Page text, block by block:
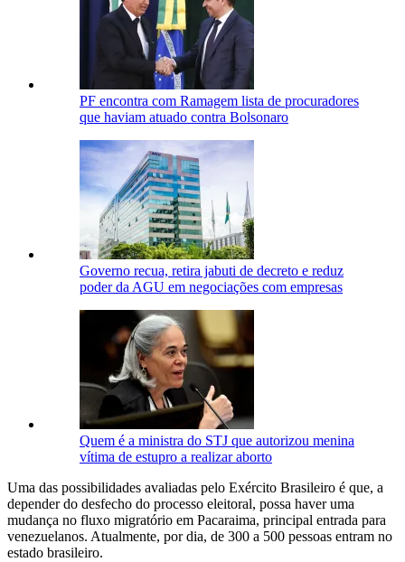
PF encontra com Ramagem lista de procuradores
que haviam atuado contra Bolsonaro
Governo recua, retira jabuti de decreto e reduz
poder da AGU em negociações com empresas
Quem é a ministra do STJ que autorizou menina
vítima de estupro a realizar aborto
Uma das possibilidades avaliadas pelo Exército Brasileiro é que, a
depender do desfecho do processo eleitoral, possa haver uma
mudança no fluxo migratório em Pacaraima, principal entrada para
venezuelanos. Atualmente, por dia, de 300 a 500 pessoas entram no
estado brasileiro.